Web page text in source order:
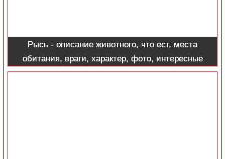
Рысь - описание животного, что ест, места
обитания, враги, характер, фото, интересные
факты